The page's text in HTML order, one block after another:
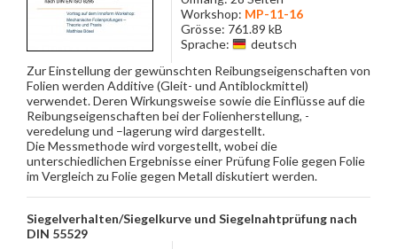
Workshop: MP-11-16
Grösse: 761.89 kB
Sprache:
deutsch
Zur Einstellung der gewünschten Reibungseigenschaften von
Folien werden Additive (Gleit- und Antiblockmittel)
verwendet. Deren Wirkungsweise sowie die Einflüsse auf die
Reibungseigenschaften bei der Folienherstellung, -
veredelung und –lagerung wird dargestellt.
Die Messmethode wird vorgestellt, wobei die
unterschiedlichen Ergebnisse einer Prüfung Folie gegen Folie
im Vergleich zu Folie gegen Metall diskutiert werden.
Siegelverhalten/Siegelkurve und Siegelnahtprüfung nach
DIN 55529